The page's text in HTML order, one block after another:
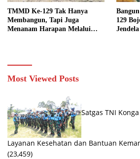
TMMD Ke-129 Tak Hanya
Membangun, Tapi Juga
Menanam Harapan Melalui
129
Most Viewed Posts
Satgas TNI Konga
Layanan Kesehatan dan Bantuan
(23,459)